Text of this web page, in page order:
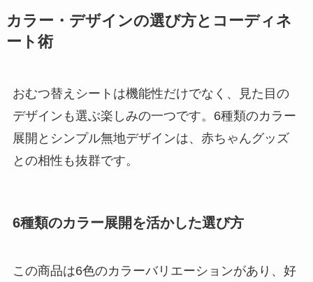
カラー・デザインの選び方とコーディネ
ート術
おむつ替えシートは機能性だけでなく、見た目の
デザインも選ぶ楽しみの一つです。6種類のカラー
展開とシンプル無地デザインは、赤ちゃんグッズ
との相性も抜群です。
6種類のカラー展開を活かした選び方
この商品は6色のカラーバリエーションがあり、好